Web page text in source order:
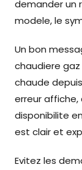
demander un
modele, le
Un bon
chaudiere gaz
chaude
erreur
disponibilite
est clair et
Evitez les